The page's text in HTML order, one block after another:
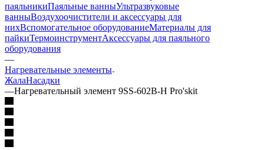
паяльникиПаяльные ванныУльтразвуковые
ванныВоздухоочистители и аксессуары для
нихВспомогательное оборудованиеМатериалы для
пайкиТермоинструментАксессуары для паяльного
оборудования
—
Нагревательные элементы
ЖалаНасадки
—Нагревательный элемент 9SS-602B-H Pro'skit